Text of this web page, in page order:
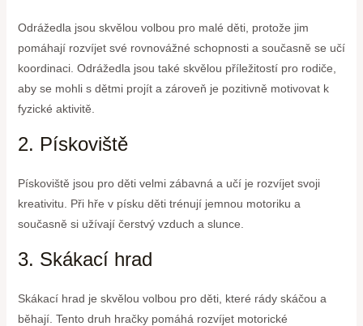
Odrážedla jsou skvělou volbou pro malé děti, protože jim
pomáhají rozvíjet své rovnovážné schopnosti a současně se učí
koordinaci. Odrážedla jsou také skvělou příležitostí pro rodiče,
aby se mohli s dětmi projít a zároveň je pozitivně motivovat k
fyzické aktivitě.
2. Pískoviště
Pískoviště jsou pro děti velmi zábavná a učí je rozvíjet svoji
kreativitu. Při hře v písku děti trénují jemnou motoriku a
současně si užívají čerstvý vzduch a slunce.
3. Skákací hrad
Skákací hrad je skvělou volbou pro děti, které rády skáčou a
běhají. Tento druh hračky pomáhá rozvíjet motorické